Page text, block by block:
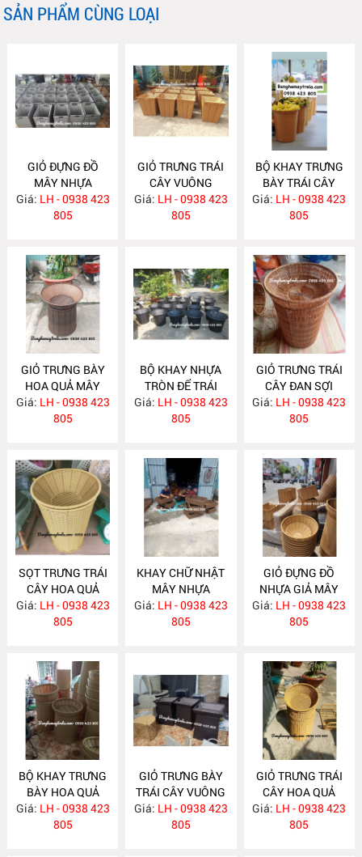
SẢN PHẨM CÙNG LOẠI
GIỎ ĐỰNG ĐỒ
MÂY NHỰA
NH405
Giá: LH - 0938 423
805
GIỎ TRƯNG TRÁI
CÂY VUÔNG
NH400
Giá: LH - 0938 423
805
BỘ KHAY TRƯNG
BÀY TRÁI CÂY
HOA QUẢ NH399
Giá: LH - 0938 423
805
GIỎ TRƯNG BÀY
HOA QUẢ MÂY
NHỰA NH398
Giá: LH - 0938 423
805
BỘ KHAY NHỰA
TRÒN ĐỂ TRÁI
CÂY SIÊU THỊ
MÂY NHỰA
Giá: LH - 0938 423
805
GIỎ TRƯNG TRÁI
CÂY ĐAN SỢI
NHỰA TRÒN
NH396
Giá: LH - 0938 423
805
SỌT TRƯNG TRÁI
CÂY HOA QUẢ
CHO SIÊU THỊ
NH395
Giá: LH - 0938 423
805
KHAY CHỮ NHẬT
MÂY NHỰA
NH386
Giá: LH - 0938 423
805
GIỎ ĐỰNG ĐỒ
NHỰA GIẢ MÂY
NH385
Giá: LH - 0938 423
805
BỘ KHAY TRƯNG
BÀY HOA QUẢ
SIÊU THỊ NH384
Giá: LH - 0938 423
805
GIỎ TRƯNG BÀY
TRÁI CÂY VUÔNG
NH383
Giá: LH - 0938 423
805
GIỎ TRƯNG TRÁI
CÂY HOA QUẢ
NH349
Giá: LH - 0938 423
805